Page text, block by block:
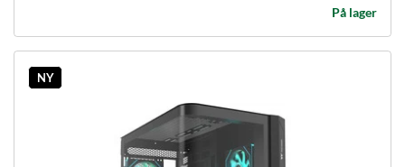
På lager
NY